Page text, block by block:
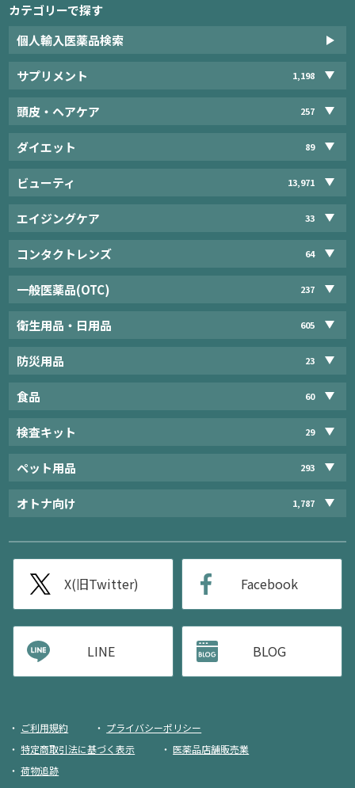
カテゴリーで探す
個人輸入医薬品検索
サプリメント 1,198
頭皮・ヘアケア 257
ダイエット 89
ビューティ 13,971
エイジングケア 33
コンタクトレンズ 64
一般医薬品(OTC) 237
衛生用品・日用品 605
防災用品 23
食品 60
検査キット 29
ペット用品 293
オトナ向け 1,787
X(旧Twitter) Facebook
LINE BLOG
ご利用規約
プライバシーポリシー
特定商取引法に基づく表示
医薬品店舗販売業
荷物追跡